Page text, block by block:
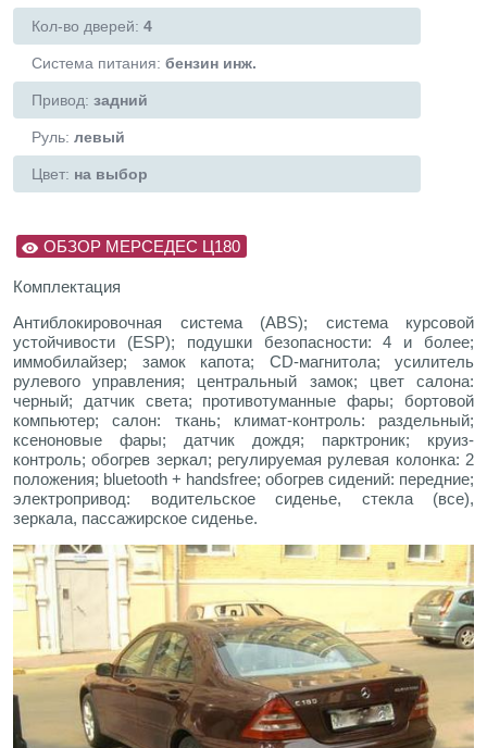
Кол-во дверей: 4
Система питания: бензин инж.
Привод: задний
Руль: левый
Цвет: на выбор
ОБЗОР МЕРСЕДЕС Ц180
Комплектация
Антиблокировочная система (ABS); система курсовой
устойчивости (ESP); подушки безопасности: 4 и более;
иммобилайзер; замок капота; CD-магнитола; усилитель
рулевого управления; центральный замок; цвет салона:
черный; датчик света; противотуманные фары; бортовой
компьютер; салон: ткань; климат-контроль: раздельный;
ксеноновые фары; датчик дождя; парктроник; круиз-
контроль; обогрев зеркал; регулируемая рулевая колонка: 2
положения; bluetooth + handsfree; обогрев сидений: передние;
электропривод: водительское сиденье, стекла (все),
зеркала, пассажирское сиденье.